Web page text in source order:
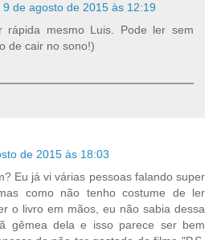
9 de agosto de 2015 às 12:19
rápida mesmo Luis. Pode ler sem
de cair no sono!)
de 2015 às 18:03
Eu já vi várias pessoas falando super
como não tenho costume de ler
o livro em mãos, eu não sabia dessa
gêmea dela e isso parece ser bem